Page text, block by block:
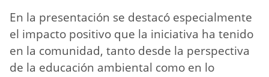
En la presentación se destacó especialmente
el impacto positivo que la iniciativa ha tenido
en la comunidad, tanto desde la perspectiva
de la educación ambiental como en lo